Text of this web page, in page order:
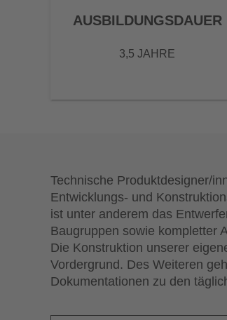
AUSBILDUNGSDAUER
3,5 JAHRE
Technische Produktdesigner/
Entwicklungs- und
ist unter anderem das
Baugruppen sowie kompletter
Die Konstruktion unserer
Vordergrund. Des Weiteren
Dokumentationen zu den